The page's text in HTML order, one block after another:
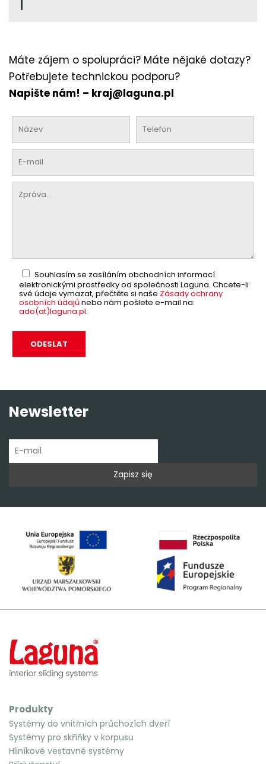
Máte zájem o spolupráci? Máte nějaké dotazy?
Potřebujete technickou podporu?
Napište nám! – kraj@laguna.pl
Souhlasím se zasíláním obchodních informací
elektronickými prostředky od společnosti Laguna. Chcete-li
své údaje vymazat, přečtěte si naše Zásady ochrany
osobních údajůnebo nám pošlete e-mail na:
ado(at)laguna.pl.
Newsletter
Produkty
Systémy do vnitřních průchozích dveří
Systémy pro skříňky v korpusu
Hliníkové vestavné systémy